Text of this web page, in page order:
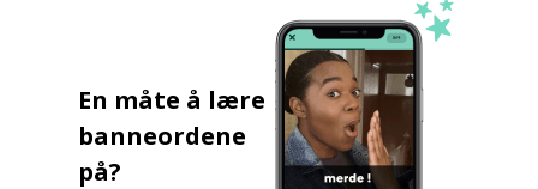
En måte å lære
banneordene
på?